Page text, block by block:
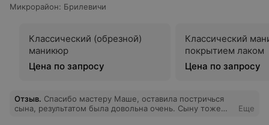
Микрорайон: Брилевичи
Классический (обрезной)
маникюр
Цена по запросу
Классический
покрытием лаком
Цена по запросу
Отзыв. Спасибо мастеру Маше, оставила постричься
сына, результатом была довольна очень. Сыну тоже
Еще